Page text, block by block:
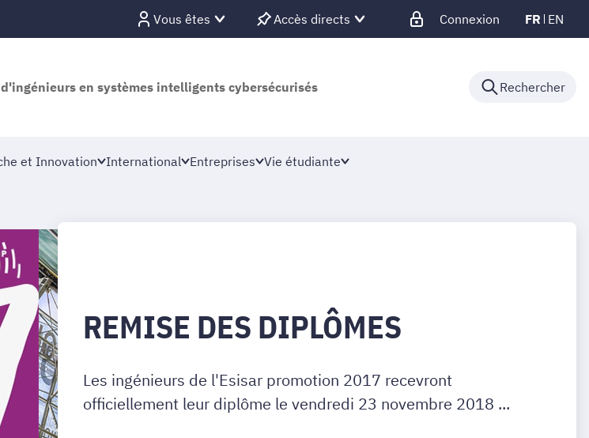
Vous êtes Accès directs Connexion FR EN
d'ingénieurs en systèmes intelligents cybersécurisés Rechercher
et Innovation International Entreprises Vie étudiante
REMISE DES DIPLÔMES
Les ingénieurs de l'Esisar promotion 2017 recevront
officiellement leur diplôme le vendredi 23 novembre 2018 ...